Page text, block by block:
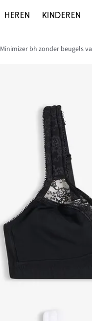
HEREN KINDEREN
Minimizer bh zonder beugels